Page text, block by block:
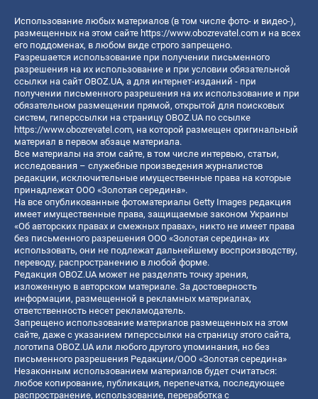
Использование любых материалов (в том числе фото- и видео-),
размещенных на этом сайте https://www.obozrevatel.com и на всех
его поддоменах, в любом виде строго запрещено.
Разрешается использование при получении письменного
разрешения на их использование и при условии обязательной
ссылки на сайт OBOZ.UA, а для интернет-изданий - при
получении письменного разрешения на их использование и при
обязательном размещении прямой, открытой для поисковых
систем, гиперссылки на страницу OBOZ.UA по ссылке
https://www.obozrevatel.com, на которой размещен оригинальный
материал в первом абзаце материала.
Все материалы на этом сайте, в том числе интервью, статьи,
исследования – служебные произведения журналистов
редакции, исключительные имущественные права на которые
принадлежат ООО «Золотая середина».
На все опубликованные фотоматериалы Getty Images редакция
имеет имущественные права, защищаемые законом Украины
«Об авторских правах и смежных правах», никто не имеет права
без письменного разрешения ООО «Золотая середина» их
использовать, они не подлежат дальнейшему воспроизводству,
переводу, распространению в любой форме.
Редакция OBOZ.UA может не разделять точку зрения,
изложенную в авторском материале. За достоверность
информации, размещенной в рекламных материалах,
ответственность несет рекламодатель.
Запрещено использование материалов размещенных на этом
сайте, даже с указанием гиперссылки на страницу этого сайта,
логотипа OBOZ.UA или любого другого упоминания, но без
письменного разрешения Редакции/ООО «Золотая середина»
Незаконным использованием материалов будет считаться:
любое копирование, публикация, перепечатка, последующее
распространение, использование, переработка с